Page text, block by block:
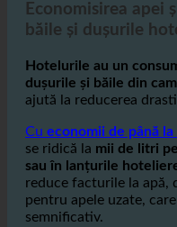
Economisirea apei
băile și dușurile
Hotelurile au un
dușurile și băile din
ajută la reducerea
Cu economii de până la
se ridică la mii de litri
sau în lanțurile
reduce facturile la apă,
pentru apele uzate,
semnificativ.